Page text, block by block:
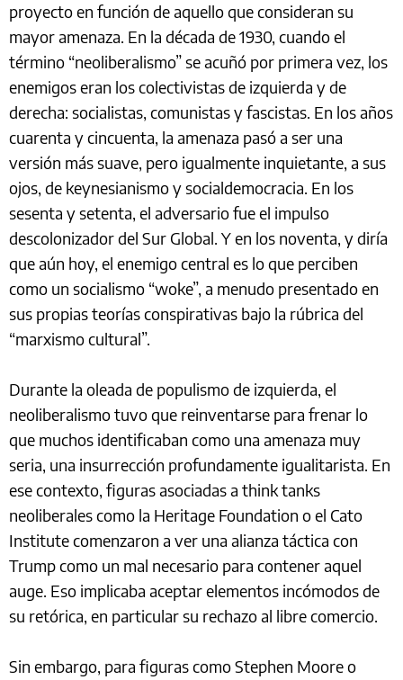
proyecto en función de aquello que consideran su
mayor amenaza. En la década de 1930, cuando el
término “neoliberalismo” se acuñó por primera vez, los
enemigos eran los colectivistas de izquierda y de
derecha: socialistas, comunistas y fascistas. En los años
cuarenta y cincuenta, la amenaza pasó a ser una
versión más suave, pero igualmente inquietante, a sus
ojos, de keynesianismo y socialdemocracia. En los
sesenta y setenta, el adversario fue el impulso
descolonizador del Sur Global. Y en los noventa, y diría
que aún hoy, el enemigo central es lo que perciben
como un socialismo “woke”, a menudo presentado en
sus propias teorías conspirativas bajo la rúbrica del
“marxismo cultural”.
Durante la oleada de populismo de izquierda, el
neoliberalismo tuvo que reinventarse para frenar lo
que muchos identificaban como una amenaza muy
seria, una insurrección profundamente igualitarista. En
ese contexto, figuras asociadas a think tanks
neoliberales como la Heritage Foundation o el Cato
Institute comenzaron a ver una alianza táctica con
Trump como un mal necesario para contener aquel
auge. Eso implicaba aceptar elementos incómodos de
su retórica, en particular su rechazo al libre comercio.
Sin embargo, para figuras como Stephen Moore o